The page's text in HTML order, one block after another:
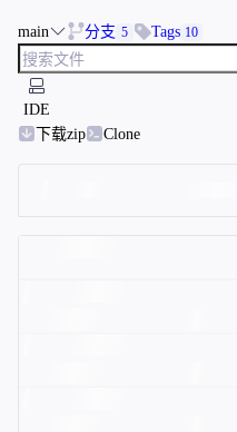
main 分支 5 Tags 10
IDE
下载zip
Clone